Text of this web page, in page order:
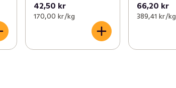
42,50 kr
170,00 kr /kg
66,20 kr
389,41 kr /kg